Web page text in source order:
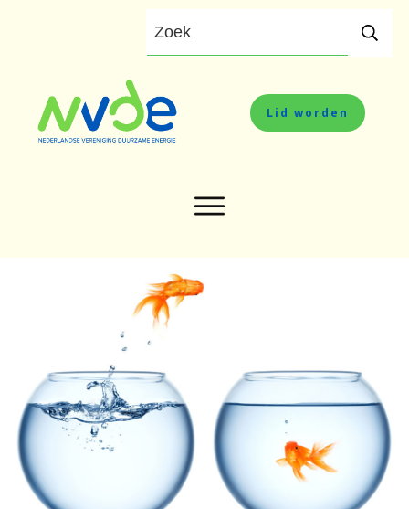
Lid worden